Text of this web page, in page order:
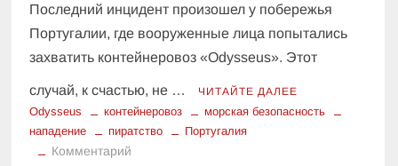
Последний инцидент произошел у побережья
Португалии, где вооруженные лица попытались
захватить контейнеровоз «Odysseus». Этот
случай, к счастью, не … ЧИТАЙТЕ ДАЛЕЕ
Odysseus контейнеровоз
морская безопасность
нападение
пиратство Португалия
Комментарий